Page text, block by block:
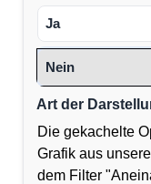
Ja
Nein
Art der
Die gekachelte
Grafik aus
dem Filter